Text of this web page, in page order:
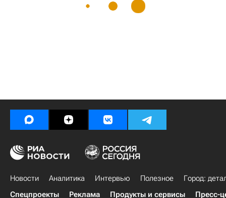
Новости Аналитика Интервью Полезное
Город:
Спецпроекты
Реклама Продукты и сервисы Пресс-